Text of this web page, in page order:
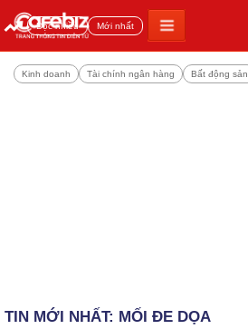
Đọc nhiều Mới nhất
Kinh doanh Tài chính ngân hàng Bất động sản
TIN MỚI NHẤT: MỐI ĐE DỌA